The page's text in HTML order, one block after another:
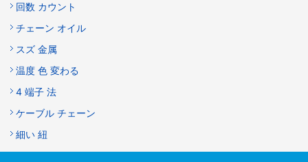
回数 カウント
チェーン オイル
スズ 金属
温度 色 変わる
4 端子 法
ケーブル チェーン
細い 紐